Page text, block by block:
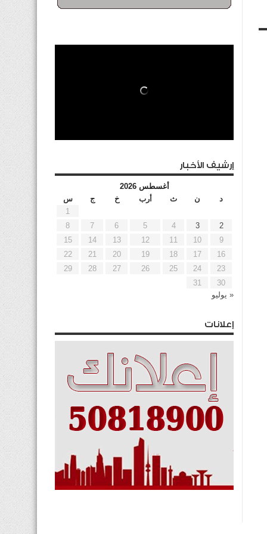
إرشيف الأخبار
أغسطس 2026
د
ن ث أرب خ ج
س
1
2
3
4
5
6
7
8
9
10
11
12
13
14
15
16
17
18
19
20
21
22
23
24
25
26
27
28
29
30
31
« يوليو
إعلانات